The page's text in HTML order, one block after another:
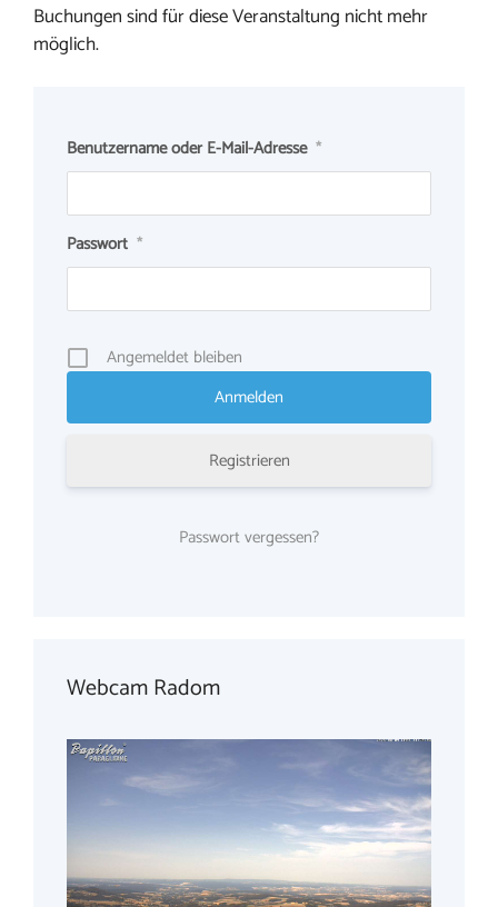
Buchungen sind für diese Veranstaltung nicht mehr
möglich.
Benutzername oder E-Mail-Adresse *
Passwort *
Angemeldet bleiben
Registrieren
Passwort vergessen?
Webcam Radom